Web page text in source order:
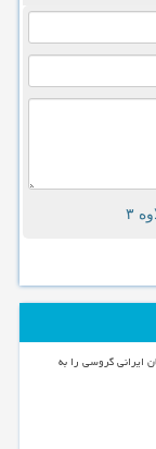
ایرانی گروسی را به